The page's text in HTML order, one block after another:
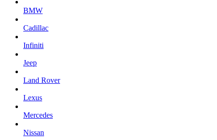
BMW
Cadillac
Infiniti
Jeep
Land Rover
Lexus
Mercedes
Nissan